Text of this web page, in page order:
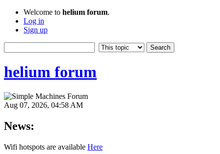
Welcome to helium forum.
Log in
Sign up
helium forum
Aug 07, 2026, 04:58 AM
News:
Wifi hotspots are available Here